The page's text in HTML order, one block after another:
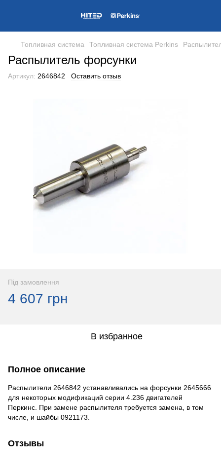
Топливная система Топливная система Perkins
Распылитель форсунки
Артикул: 2646842 Оставить отзыв
Під замовлення
4 607 грн
В избранное
Полное описание
Распылители 2646842 устанавливались на форсунки 2645666
для некоторых модификаций серии 4.236 двигателей
Перкинс. При замене распылителя требуется замена, в том
числе, и шайбы 0921173.
Отзывы